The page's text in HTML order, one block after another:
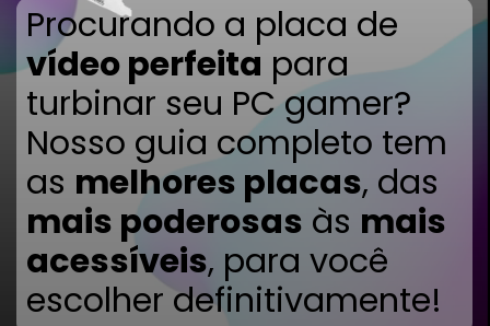
Procurando a placa de
vídeo perfeita para
turbinar seu PC gamer?
Nosso guia completo tem
as melhores placas, das
mais poderosas às mais
acessíveis, para você
escolher definitivamente!